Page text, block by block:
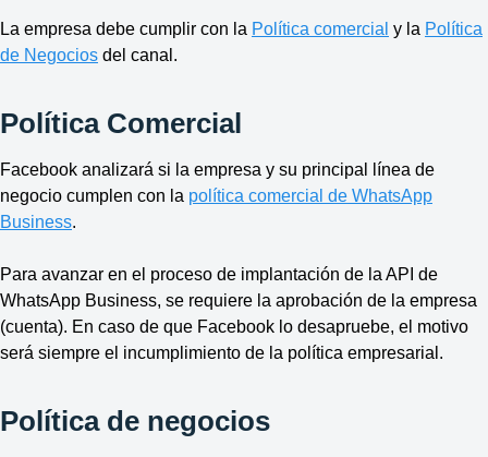
La empresa debe cumplir con la Política comercial y la Política
de Negocios del canal.
Política Comercial
Facebook analizará si la empresa y su principal línea de
negocio cumplen con la política comercial de WhatsApp
Business.
Para avanzar en el proceso de implantación de la API de
WhatsApp Business, se requiere la aprobación de la empresa
(cuenta). En caso de que Facebook lo desapruebe, el motivo
será siempre el incumplimiento de la política empresarial.
Política de negocios